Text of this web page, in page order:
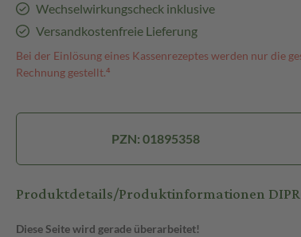
Wechselwirkungscheck inklusive
Versandkostenfreie Lieferung
Bei der Einlösung eines Kassenrezeptes werden nur die
Rechnung gestellt.⁴
PZN: 01895358
Produktdetails/Produktinformationen
Diese Seite wird gerade überarbeitet!